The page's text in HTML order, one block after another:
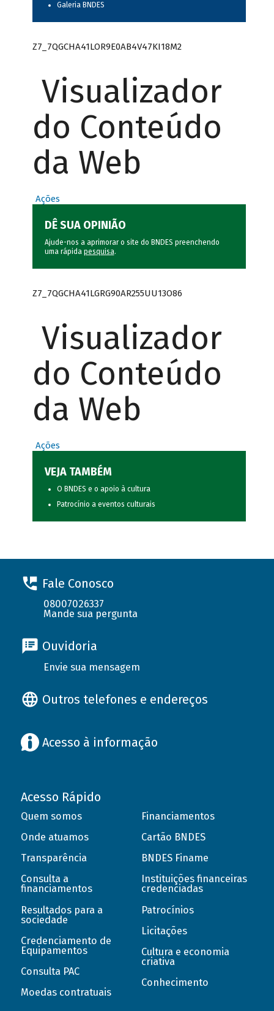
Galeria BNDES
Z7_7QGCHA41LOR9E0AB4V47KI18M2
Visualizador
do Conteúdo
da Web
Ações
DÊ SUA OPINIÃO
Ajude-nos a aprimorar o site do BNDES preenchendo
uma rápida pesquisa.
Z7_7QGCHA41LGRG90AR255UU13O86
Visualizador
do Conteúdo
da Web
Ações
VEJA TAMBÉM
O BNDES e o apoio à cultura
Patrocínio a eventos culturais
Fale Conosco
08007026337
Mande sua pergunta
Ouvidoria
Envie sua mensagem
Outros telefones e endereços
Acesso à informação
Acesso Rápido
Quem somos
Onde atuamos
Transparência
Consulta a
financiamentos
Resultados para a
sociedade
Credenciamento de
Equipamentos
Consulta PAC
Moedas contratuais
Financiamentos
Cartão BNDES
BNDES Finame
Instituições financeiras
credenciadas
Patrocínios
Licitações
Cultura e economia
criativa
Conhecimento